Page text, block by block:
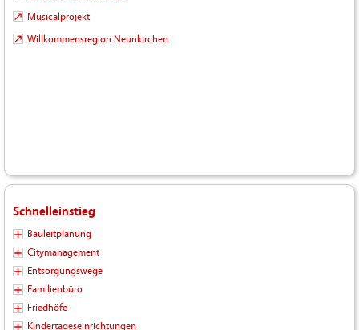
Musicalprojekt
Willkommensregion Neunkirchen
Schnelleinstieg
Bauleitplanung
Citymanagement
Entsorgungswege
Familienbüro
Friedhöfe
Kindertageseinrichtungen